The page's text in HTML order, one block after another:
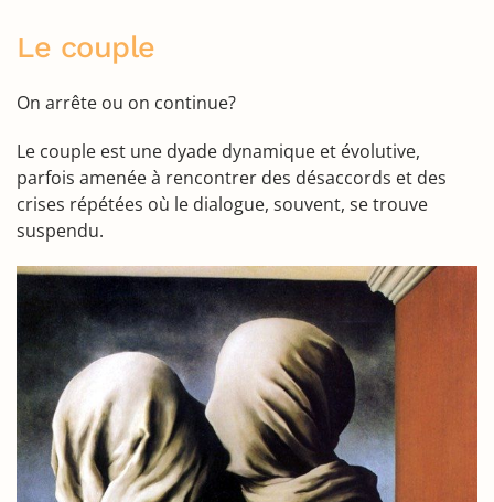
Le couple
On arrête ou on continue?
Le couple est une dyade dynamique et évolutive,
parfois amenée à rencontrer des désaccords et des
crises répétées où le dialogue, souvent, se trouve
suspendu.